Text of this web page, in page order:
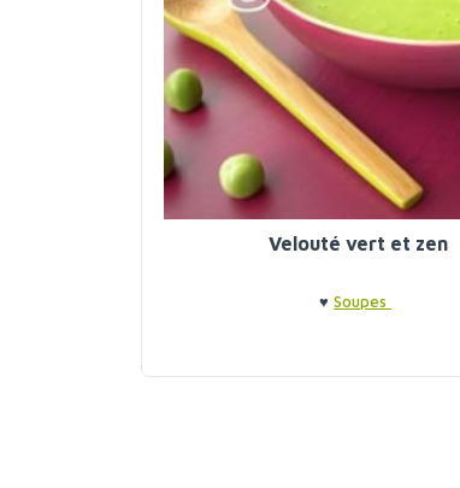
Velouté vert et zen
♥ Soupes